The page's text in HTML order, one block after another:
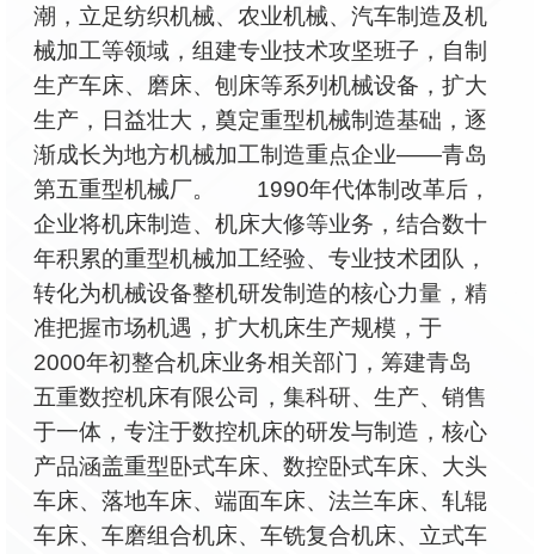
潮，立足纺织机械、农业机械、汽车制造及机
械加工等领域，组建专业技术攻坚班子，自制
生产车床、磨床、刨床等系列机械设备，扩大
生产，日益壮大，奠定重型机械制造基础，逐
渐成长为地方机械加工制造重点企业——青岛
第五重型机械厂。 1990年代体制改革后，
企业将机床制造、机床大修等业务，结合数十
年积累的重型机械加工经验、专业技术团队，
转化为机械设备整机研发制造的核心力量，精
准把握市场机遇，扩大机床生产规模，于
2000年初整合机床业务相关部门，筹建青岛
五重数控机床有限公司，集科研、生产、销售
于一体，专注于数控机床的研发与制造，核心
产品涵盖重型卧式车床、数控卧式车床、大头
车床、落地车床、端面车床、法兰车床、轧辊
车床、车磨组合机床、车铣复合机床、立式车